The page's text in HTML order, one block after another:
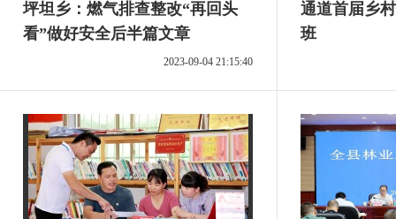
坪坦乡：燃气排查整改“再回头
看”做好安全后半篇文章
2023-09-04 21:15:40
通道首届乡
班